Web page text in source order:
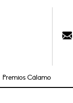
Premios Cálamo